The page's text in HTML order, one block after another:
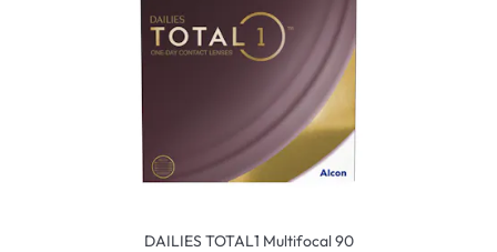
DAILIES TOTAL1 Multifocal 90